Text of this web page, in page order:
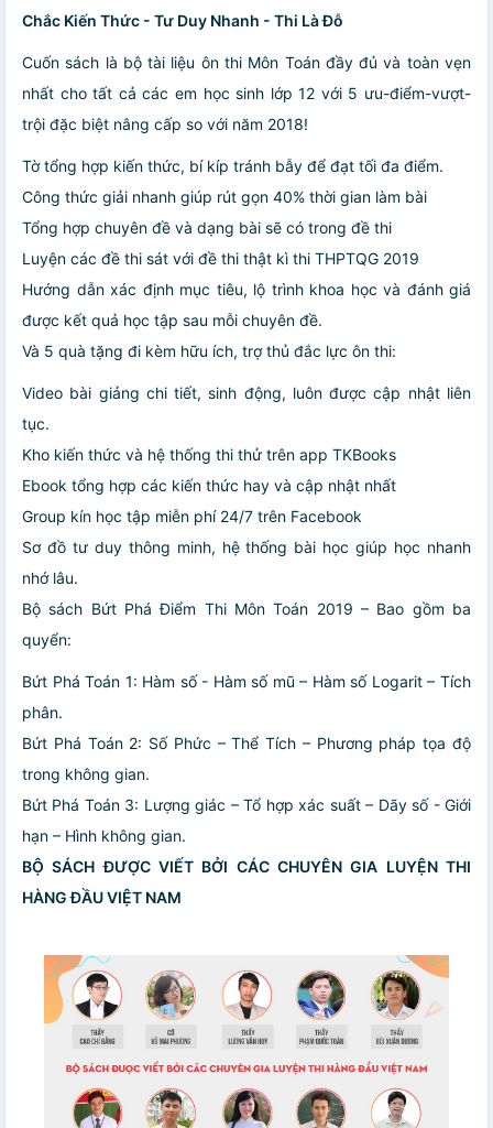
Chắc Kiến Thức - Tư Duy Nhanh - Thi Là Đỗ
Cuốn sách là bộ tài liệu ôn thi Môn Toán đầy đủ và toàn vẹn
nhất cho tất cả các em học sinh lớp 12 với 5 ưu-điểm-vượt-
trội đặc biệt nâng cấp so với năm 2018!
Tờ tổng hợp kiến thức, bí kíp tránh bẫy để đạt tối đa điểm.
Công thức giải nhanh giúp rút gọn 40% thời gian làm bài
Tổng hợp chuyên đề và dạng bài sẽ có trong đề thi
Luyện các đề thi sát với đề thi thật kì thi THPTQG 2019
Hướng dẫn xác định mục tiêu, lộ trình khoa học và đánh giá
được kết quả học tập sau mỗi chuyên đề.
Và 5 quà tặng đi kèm hữu ích, trợ thủ đắc lực ôn thi:
Video bài giảng chi tiết, sinh động, luôn được cập nhật liên
tục.
Kho kiến thức và hệ thống thi thử trên app TKBooks
Ebook tổng hợp các kiến thức hay và cập nhật nhất
Group kín học tập miễn phí 24/7 trên Facebook
Sơ đồ tư duy thông minh, hệ thống bài học giúp học nhanh
nhớ lâu.
Bộ sách Bứt Phá Điểm Thi Môn Toán 2019 – Bao gồm ba
quyển:
Bứt Phá Toán 1: Hàm số - Hàm số mũ – Hàm số Logarit – Tích
phân.
Bứt Phá Toán 2: Số Phức – Thể Tích – Phương pháp tọa độ
trong không gian.
Bứt Phá Toán 3: Lượng giác – Tổ hợp xác suất – Dãy số - Giới
hạn – Hình không gian.
BỘ SÁCH ĐƯỢC VIẾT BỞI CÁC CHUYÊN GIA LUYỆN THI
HÀNG ĐẦU VIỆT NAM